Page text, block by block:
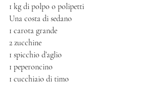
1 kg di polpo o polipetti
Una costa di sedano
1 carota grande
2 zucchine
1 spicchio d’aglio
1 peperoncino
1 cucchiaio di timo